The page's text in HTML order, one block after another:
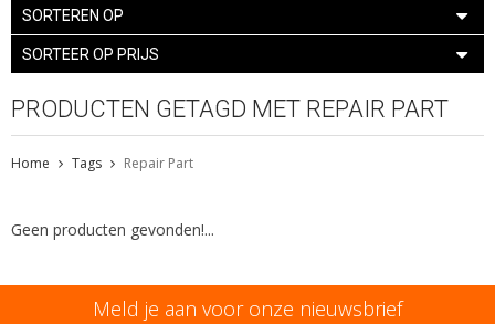
SORTEREN OP
SORTEER OP PRIJS
PRODUCTEN GETAGD MET REPAIR PART
Home Tags Repair Part
Geen producten gevonden!...
Meld je aan voor onze nieuwsbrief